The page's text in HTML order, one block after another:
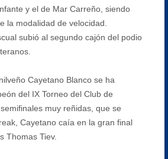
y el de Mar Carreño, siendo
la modalidad de velocidad.
subió al segundo cajón del podio
Cayetano Blanco se ha
del IX Torneo del Club de
muy reñidas, que se
Cayetano caía en la gran final
Thomas Tiev.